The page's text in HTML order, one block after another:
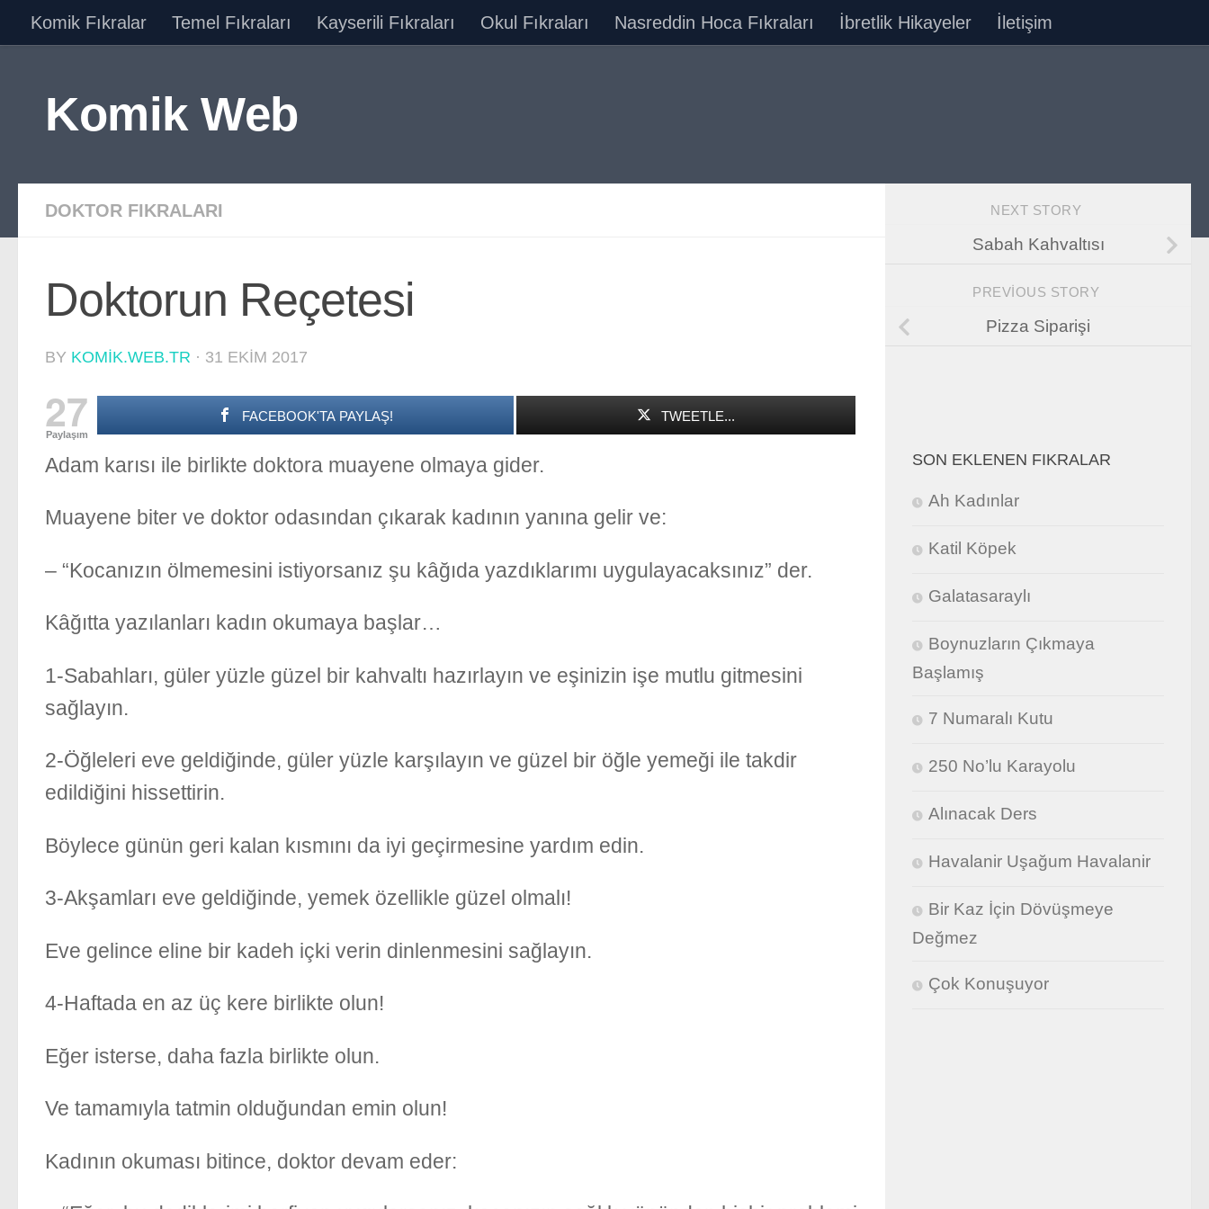
Skip to content
Komik Fıkralar Temel Fıkraları Kayserili Fıkraları Okul Fıkraları Nasreddin Hoca Fıkraları İbretlik Hikayeler İletişim
Komik Web
DOKTOR FIKRALARI
Doktorun Reçetesi
BY KOMIK.WEB.TR · 31 EKIM 2017
27
Paylaşım
FACEBOOK'TA PAYLAŞ! TWEETLE...
Adam karısı ile birlikte doktora muayene olmaya gider.
Muayene biter ve doktor odasından çıkarak kadının yanına gelir ve:
– “Kocanızın ölmemesini istiyorsanız şu kâğıda yazdıklarımı uygulayacaksınız” der.
Kâğıtta yazılanları kadın okumaya başlar…
1-Sabahları, güler yüzle güzel bir kahvaltı hazırlayın ve eşinizin işe mutlu gitmesini
sağlayın.
2-Öğleleri eve geldiğinde, güler yüzle karşılayın ve güzel bir öğle yemeği ile takdir
edildiğini hissettirin.
Böylece günün geri kalan kısmını da iyi geçirmesine yardım edin.
3-Akşamları eve geldiğinde, yemek özellikle güzel olmalı!
Eve gelince eline bir kadeh içki verin dinlenmesini sağlayın.
4-Haftada en az üç kere birlikte olun!
Eğer isterse, daha fazla birlikte olun.
Ve tamamıyla tatmin olduğundan emin olun!
Kadının okuması bitince, doktor devam eder:
NEXT STORY
Sabah Kahvaltısı
PREVIOUS STORY
Pizza Siparişi
SON EKLENEN FIKRALAR
Ah Kadınlar
Katil Köpek
Galatasaraylı
Boynuzların Çıkmaya
Başlamış
7 Numaralı Kutu
250 No’lu Karayolu
Alınacak Ders
Havalanir Uşağum Havalanir
Bir Kaz İçin Dövüşmeye
Değmez
Çok Konuşuyor